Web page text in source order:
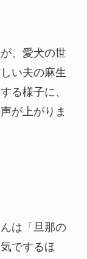
、愛犬の世
い夫の麻生
る様子に、
が上がりま
は「旦那の
でするほ